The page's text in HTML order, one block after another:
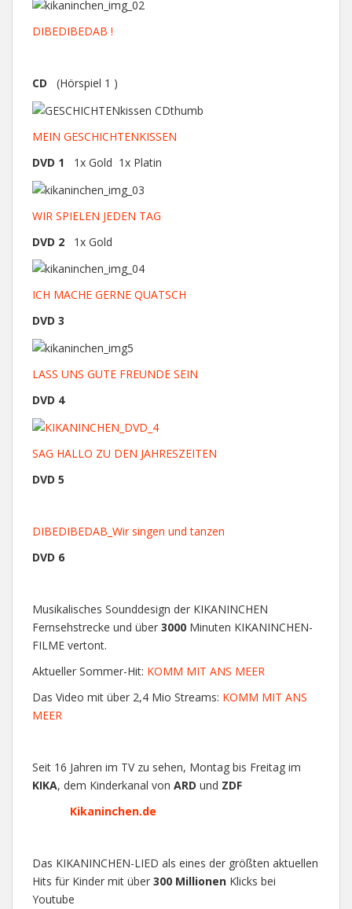
DIBEDIBEDAB !
CD (Hörspiel 1 )
MEIN GESCHICHTENKISSEN
DVD 1 1x Gold 1x Platin
WIR SPIELEN JEDEN TAG
DVD 2 1x Gold
ICH MACHE GERNE QUATSCH
DVD 3
LASS UNS GUTE FREUNDE SEIN
DVD 4
SAG HALLO ZU DEN JAHRESZEITEN
DVD 5
DIBEDIBEDAB_Wir singen und tanzen
DVD 6
Musikalisches Sounddesign der KIKANINCHEN
Fernsehstrecke und über 3000 Minuten KIKANINCHEN-
FILME vertont.
Aktueller Sommer-Hit: KOMM MIT ANS MEER
Das Video mit über 2,4 Mio Streams: KOMM MIT ANS
MEER
Seit 16 Jahren im TV zu sehen, Montag bis Freitag im
KIKA, dem Kinderkanal von ARD und ZDF
Kikaninchen.de
Das KIKANINCHEN-LIED als eines der größten aktuellen
Hits für Kinder mit über 300 Millionen Klicks bei
Youtube